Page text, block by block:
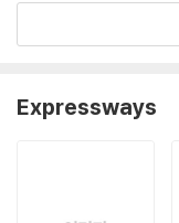
Expressways